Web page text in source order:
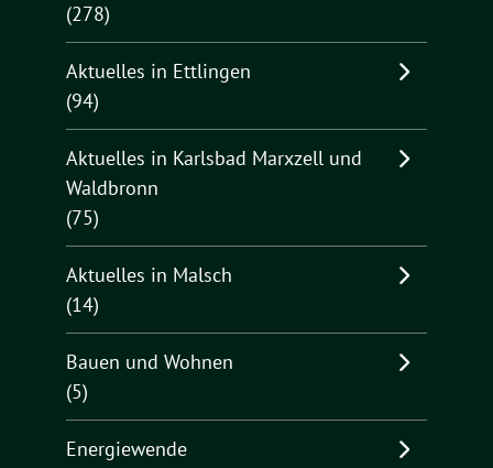
(278)
Aktuelles in Ettlingen
(94)
Aktuelles in Karlsbad Marxzell und
Waldbronn
(75)
Aktuelles in Malsch
(14)
Bauen und Wohnen
(5)
Energiewende